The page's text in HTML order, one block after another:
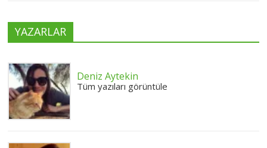
YAZARLAR
Deniz Aytekin
Tüm yazıları görüntüle